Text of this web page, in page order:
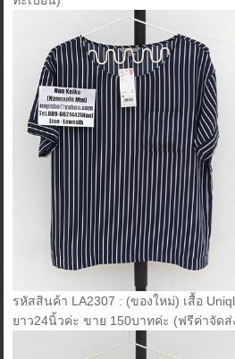
รหัสสินค้า LA2307 : (ของใหม่) เสื้อ
ยาว24นิ้วค่ะ ขาย 150บาทค่ะ (ฟรีค่าจัดส่